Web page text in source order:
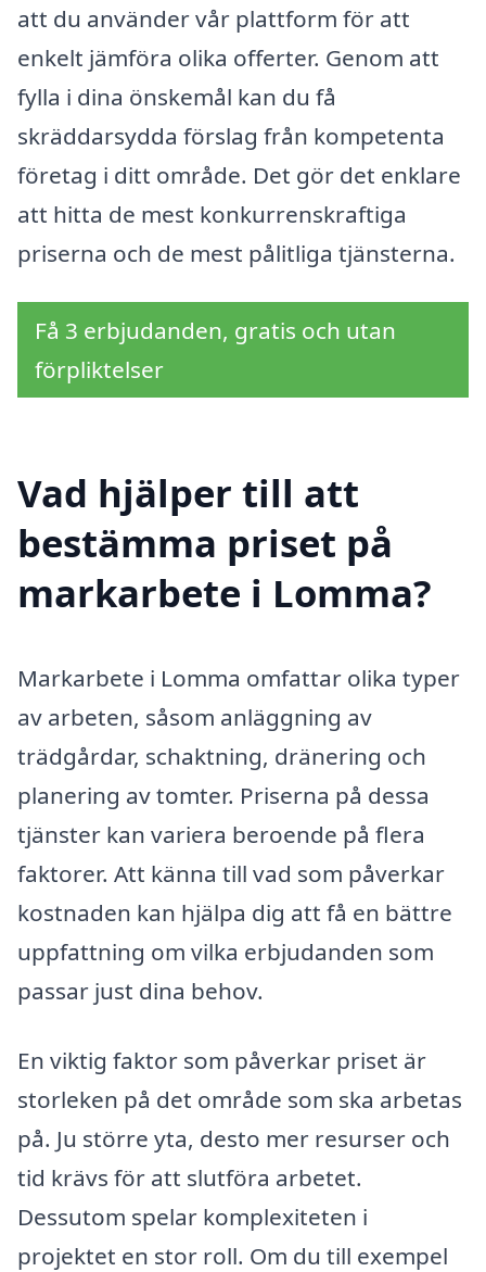
att du använder vår plattform för att
enkelt jämföra olika offerter. Genom att
fylla i dina önskemål kan du få
skräddarsydda förslag från kompetenta
företag i ditt område. Det gör det enklare
att hitta de mest konkurrenskraftiga
priserna och de mest pålitliga tjänsterna.
Få 3 erbjudanden, gratis och utan
förpliktelser
Vad hjälper till att
bestämma priset på
markarbete i Lomma?
Markarbete i Lomma omfattar olika typer
av arbeten, såsom anläggning av
trädgårdar, schaktning, dränering och
planering av tomter. Priserna på dessa
tjänster kan variera beroende på flera
faktorer. Att känna till vad som påverkar
kostnaden kan hjälpa dig att få en bättre
uppfattning om vilka erbjudanden som
passar just dina behov.
En viktig faktor som påverkar priset är
storleken på det område som ska arbetas
på. Ju större yta, desto mer resurser och
tid krävs för att slutföra arbetet.
Dessutom spelar komplexiteten i
projektet en stor roll. Om du till exempel